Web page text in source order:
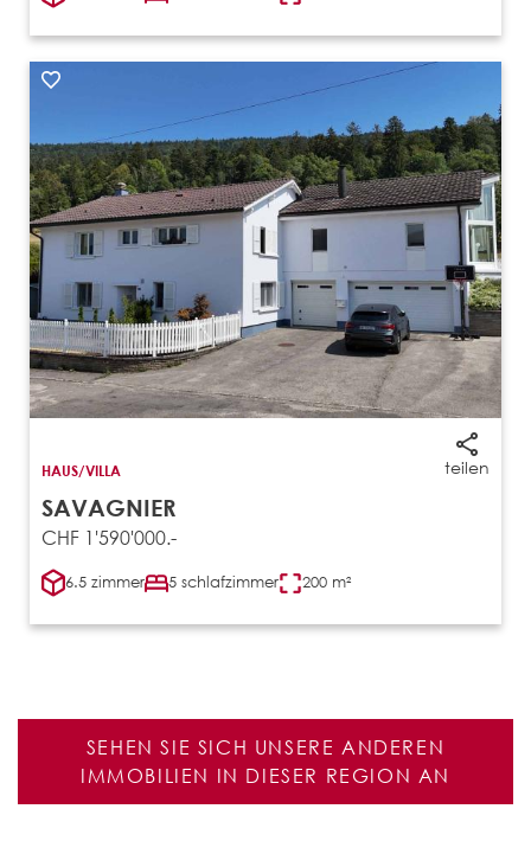
teilen
HAUS/VILLA
SAVAGNIER
CHF 1'590'000.-
6.5 zimmer 5 schlafzimmer 200 m²
SEHEN SIE SICH UNSERE ANDEREN
IMMOBILIEN IN DIESER REGION AN